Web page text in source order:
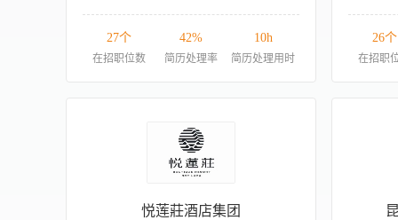
27个
在招职位数
42%
简历处理率
10h
简历处理用时
26个
在招职
悦莲莊酒店集团